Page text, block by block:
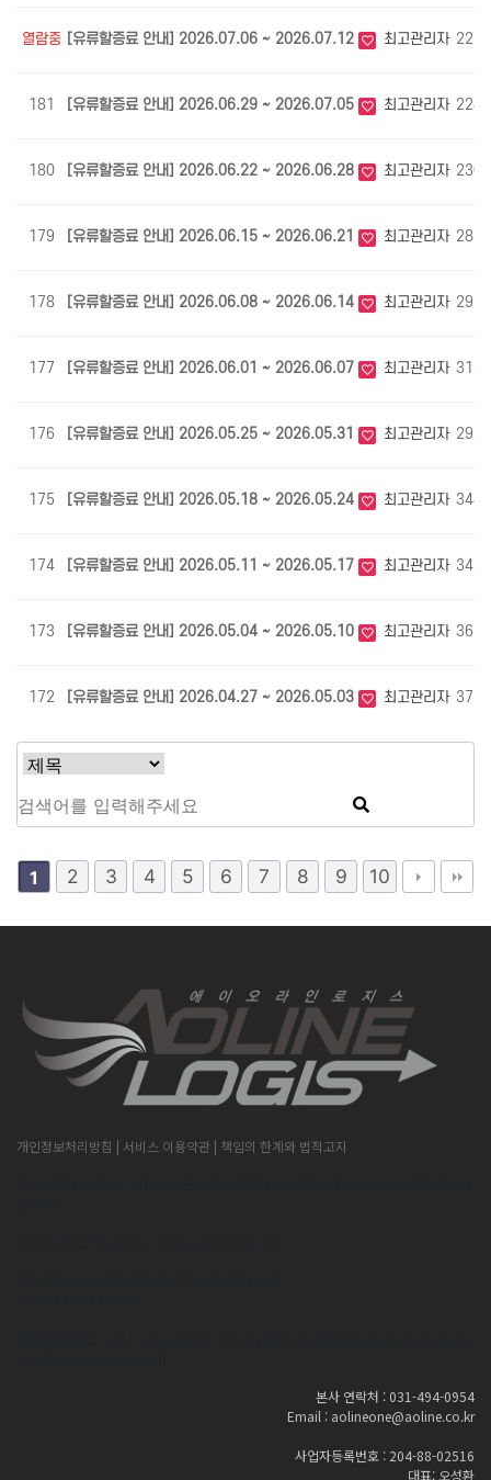
열람중 [유류할증료 안내] 2026.07.06 ~ 2026.07.12 최고관리자 222
181 [유류할증료 안내] 2026.06.29 ~ 2026.07.05 최고관리자 228
180 [유류할증료 안내] 2026.06.22 ~ 2026.06.28 최고관리자 230
179 [유류할증료 안내] 2026.06.15 ~ 2026.06.21 최고관리자 287
178 [유류할증료 안내] 2026.06.08 ~ 2026.06.14 최고관리자 295
177 [유류할증료 안내] 2026.06.01 ~ 2026.06.07 최고관리자 313
176 [유류할증료 안내] 2026.05.25 ~ 2026.05.31 최고관리자 293
175 [유류할증료 안내] 2026.05.18 ~ 2026.05.24 최고관리자 348
174 [유류할증료 안내] 2026.05.11 ~ 2026.05.17 최고관리자 343
173 [유류할증료 안내] 2026.05.04 ~ 2026.05.10 최고관리자 361
172 [유류할증료 안내] 2026.04.27 ~ 2026.05.03 최고관리자 375
1 2 3 4 5 6 7 8 9 10
개인정보처리방침 | 서비스 이용약관 | 책임의 한계와 법적고지
본사 연락처 : 031-494-0954
Email : aolineone@aoline.co.kr
사업자등록번호 : 204-88-02516
대표: 오성환